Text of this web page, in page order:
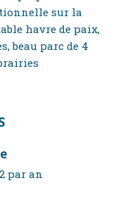
sur la
havre de paix,
beau parc de 4
par an